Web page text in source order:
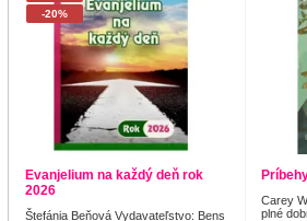
-20%
Evanjelium na každý deň rok
2026
Štefánia Beňová Vydavateľstvo: Bens
Carey
plné